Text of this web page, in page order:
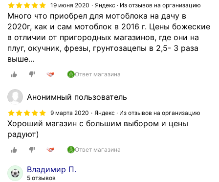
19 июня 2020
Яндекс · Из отзывов на организацию
Много что приобрел для мотоблока на дачу в
2020г, как и сам мотоблок в 2016 г. Цены божеские
в отличии от пригородных магазинов, где они на
плуг, окучник, фрезы, грунтозацепы в 2,5- 3 раза
выше...
Ответ магазина
Анонимный пользователь
9 марта 2020 Яндекс · Из отзывов на организацию
Хороший магазин с большим выбором и цены
радуют)
Ответ магазина
Владимир П.
5 отзывов